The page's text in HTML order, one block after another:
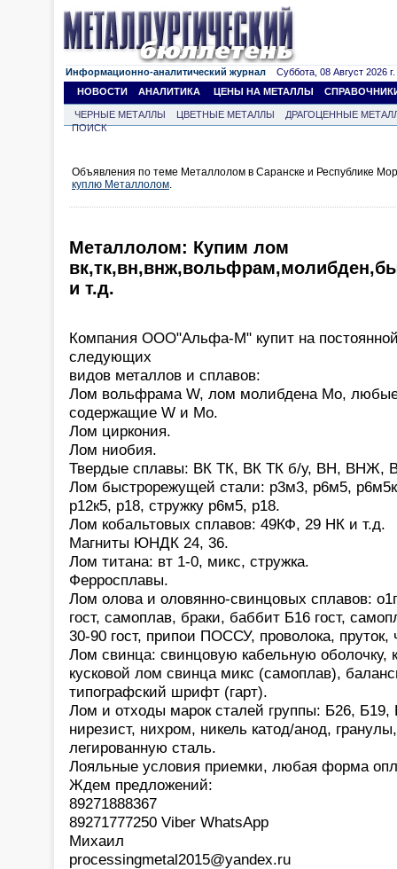
Информационно-аналитический журнал Суббота, 08 Август 2026 г.
НОВОСТИ
АНАЛИТИКА ЦЕНЫ НА МЕТАЛЛЫ
ЧЕРНЫЕ МЕТАЛЛЫ ЦВЕТНЫЕ МЕТАЛЛЫ
ДРАГОЦЕННЫЕ
ПОИСК
Объявления по теме Металлолом в Саранске и Республике
куплю Металлолом.
Металлолом: Купим лом
и т.д.
Компания ООО"Альфа-М" купит на
следующих
видов металлов и сплавов:
Лом вольфрама W, лом молибдена Mo,
содержащие W и Mo.
Лом циркония.
Лом ниобия.
Твердые сплавы: ВК ТК, ВК ТК б/у, ВН,
Лом быстрорежущей стали: р3м3, р6м5,
р12к5, р18, стружку р6м5, р18.
Лом кобальтовых сплавов: 49КФ, 29 НК и т.д.
Магниты ЮНДК 24, 36.
Лом титана: вт 1-0, микс, стружка.
Ферросплавы.
Лом олова и оловянно-свинцовых сплавов:
гост, самоплав, браки, баббит Б16 гост,
30-90 гост, припои ПОССУ, проволока,
Лом свинца: свинцовую кабельную оболочку,
кусковой лом свинца микс (самоплав),
типографский шрифт (гарт).
Лом и отходы марок сталей группы: Б26,
нирезист, нихром, никель катод/анод,
легированную сталь.
Лояльные условия приемки, любая форма
Ждем предложений:
89271888367
89271777250 Viber WhatsApp
Михаил
processingmetal2015@yandex.ru